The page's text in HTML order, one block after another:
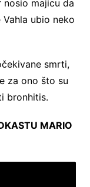
majicu da
ubio neko
smrti,
za ono što su
bronhitis.
MARIO